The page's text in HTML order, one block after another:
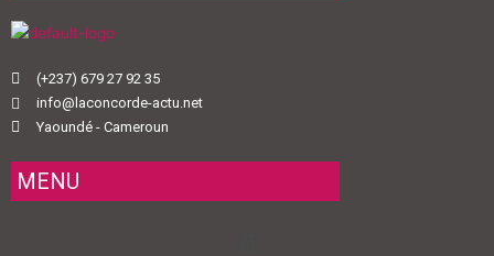
(+237) 679 27 92 35
info@laconcorde-actu.net
Yaoundé - Cameroun
MENU